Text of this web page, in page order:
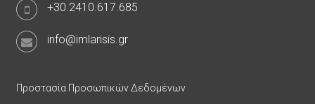
+30.2410.617.685
info@imlarisis.gr
Προστασία Προσωπικών Δεδομένων